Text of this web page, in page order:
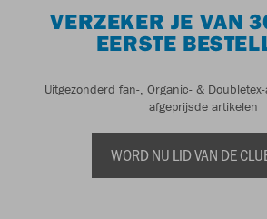
VERZEKER JE VAN
EERSTE
Uitgezonderd fan-, Organic- &
afgeprijsde artikelen
WORD NU LID VAN DE